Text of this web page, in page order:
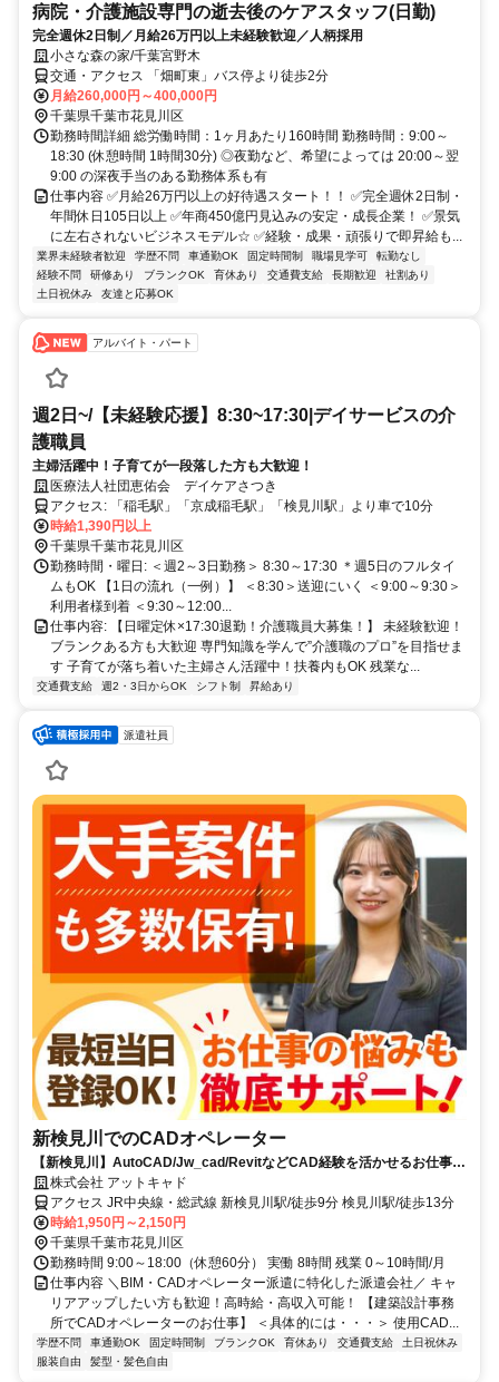
病院・介護施設専門の逝去後のケアスタッフ(日勤)
完全週休2日制／月給26万円以上未経験歓迎／人柄採用
小さな森の家/千葉宮野木
交通・アクセス 「畑町東」バス停より徒歩2分
月給260,000円～400,000円
千葉県千葉市花見川区
勤務時間詳細 総労働時間：1ヶ月あたり160時間 勤務時間：9:00～
18:30 (休憩時間 1時間30分) ◎夜勤など、希望によっては 20:00～翌
9:00 の深夜手当のある勤務体系も有
仕事内容 ✅月給26万円以上の好待遇スタート！！ ✅完全週休2日制・
年間休日105日以上 ✅年商450億円見込みの安定・成長企業！ ✅景気
に左右されないビジネスモデル☆ ✅経験・成果・頑張りで即昇給も...
業界未経験者歓迎 学歴不問 車通勤OK 固定時間制 職場見学可
転勤なし
経験不問
研修あり ブランクOK 育休あり 交通費支給 長期歓迎
社割あり
土日祝休み
友達と応募OK
アルバイト・パート
週2日~/【未経験応援】8:30~17:30|デイサービスの介
護職員
主婦活躍中！子育てが一段落した方も大歓迎！
医療法人社団恵佑会 デイケアさつき
アクセス: 「稲毛駅」「京成稲毛駅」「検見川駅」より車で10分
時給1,390円以上
千葉県千葉市花見川区
勤務時間・曜日: ＜週2～3日勤務＞ 8:30～17:30 ＊週5日のフルタイ
ムもOK 【1日の流れ（一例）】 ＜8:30＞送迎にいく ＜9:00～9:30＞
利用者様到着 ＜9:30～12:00...
仕事内容: 【日曜定休×17:30退勤！介護職員大募集！】 未経験歓迎！
ブランクある方も大歓迎 専門知識を学んで”介護職のプロ”を目指せま
す 子育てが落ち着いた主婦さん活躍中！扶養内もOK 残業な...
交通費支給 週2・3日からOK シフト制 昇給あり
派遣社員
新検見川でのCADオペレーター
【新検見川】AutoCAD/Jw_cad/RevitなどCAD経験を活かせるお仕事を
ご紹介！
株式会社 アットキャド
アクセス JR中央線・総武線 新検見川駅/徒歩9分 検見川駅/徒歩13分
時給1,950円～2,150円
千葉県千葉市花見川区
勤務時間 9:00～18:00（休憩60分） 実働 8時間 残業 0～10時間/月
仕事内容 ＼BIM・CADオペレーター派遣に特化した派遣会社／ キャ
リアアップしたい方も歓迎！高時給・高収入可能！ 【建築設計事務
所でCADオペレーターのお仕事】 ＜具体的には・・・＞ 使用CAD...
学歴不問 車通勤OK 固定時間制 ブランクOK 育休あり 交通費支給
土日祝休み
服装自由
髪型・髪色自由